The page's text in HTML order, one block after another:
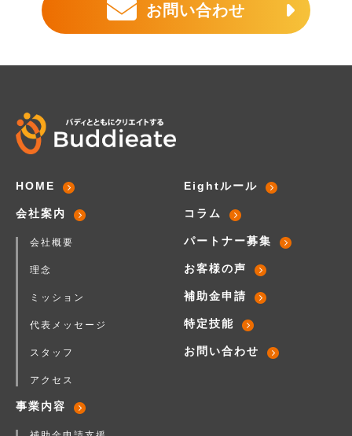
お問い合わせ
HOME
会社案内
会社概要
理念
ミッション
代表メッセージ
スタッフ
アクセス
事業内容
Eightルール
コラム
パートナー募集
お客様の声
補助金申請
特定技能
お問い合わせ